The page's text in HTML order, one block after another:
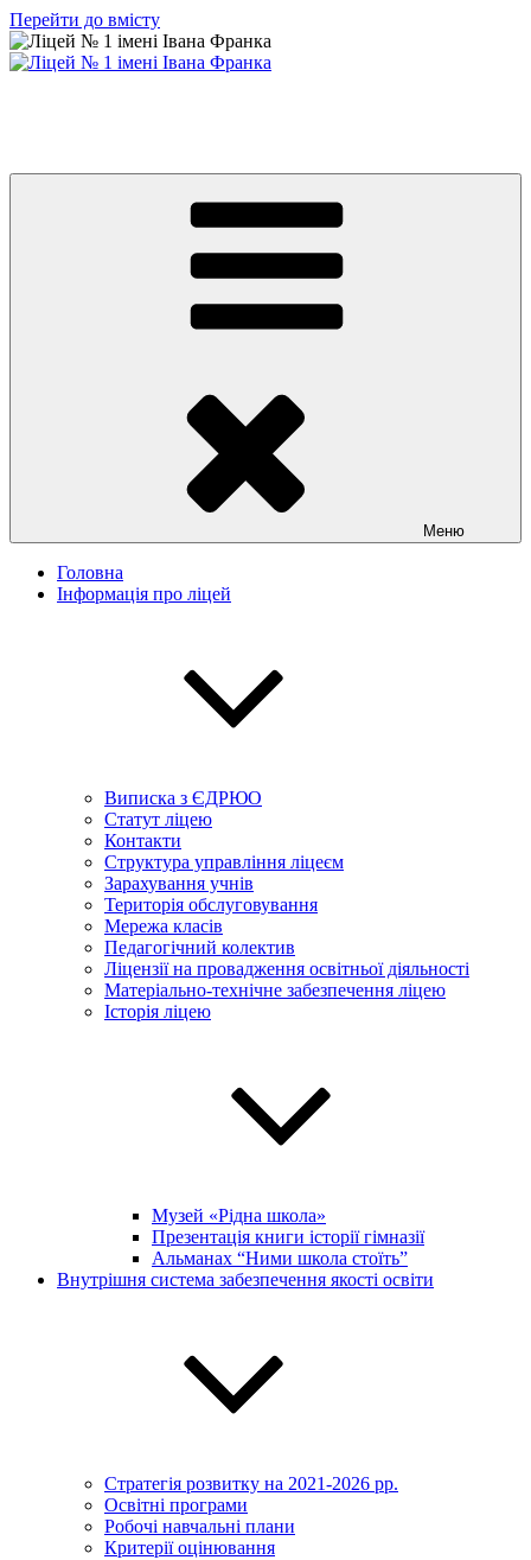
Перейти до вмісту
Меню
Головна
Інформація про ліцей
Виписка з ЄДРЮО
Статут ліцею
Контакти
Структура управління ліцеєм
Зарахування учнів
Територія обслуговування
Мережа класів
Педагогічний колектив
Ліцензії на провадження освітньої діяльності
Матеріально-технічне забезпечення ліцею
Історія ліцею
Музей «Рідна школа»
Презентація книги історії гімназії
Альманах “Ними школа стоїть”
Внутрішня система забезпечення якості освіти
Стратегія розвитку на 2021-2026 рр.
Освітні програми
Робочі навчальні плани
Критерії оцінювання